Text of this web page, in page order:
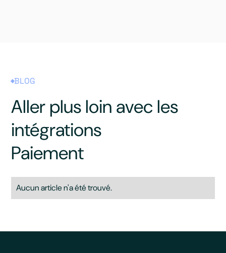
BLOG
Aller plus loin avec les
intégrations
Paiement
Aucun article n'a été trouvé.